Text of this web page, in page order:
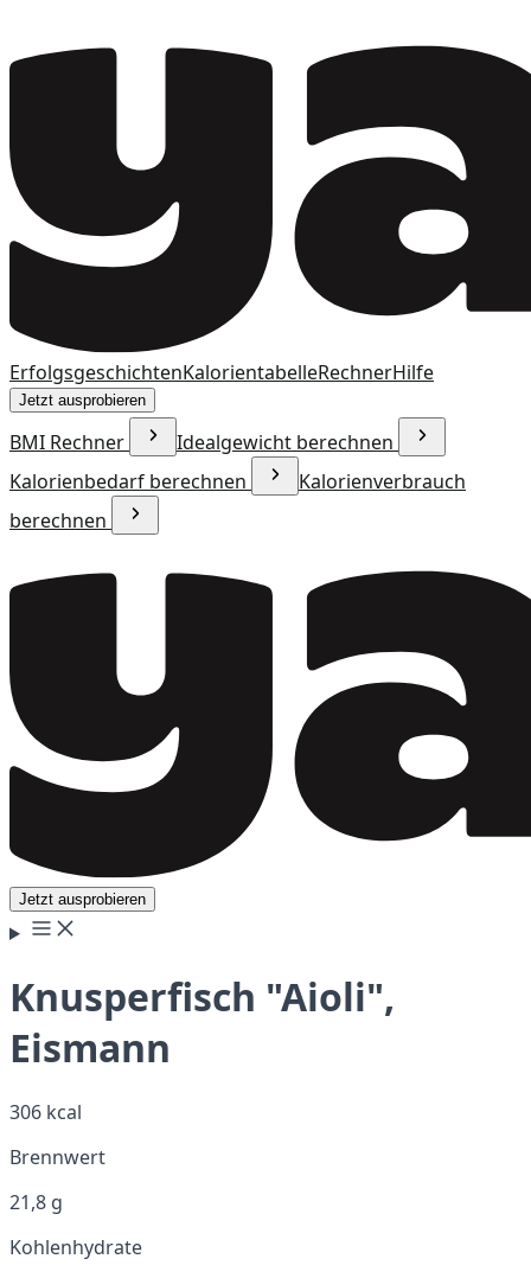
ErfolgsgeschichtenKalorientabelleRechnerHilfe
Jetzt ausprobieren
BMI Rechner
Idealgewicht berechnen
Kalorienbedarf berechnen
Kalorienverbrauch
berechnen
Jetzt ausprobieren
Knusperfisch "Aioli",
Eismann
306 kcal
Brennwert
21,8 g
Kohlenhydrate